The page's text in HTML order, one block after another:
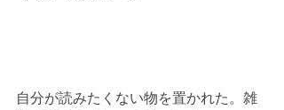
自分が読みたくない物を置かれた。雑